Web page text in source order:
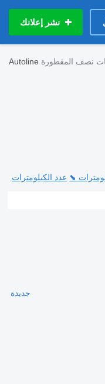
نشر إعلانك
Autoline نصف المقطورة
⬊ عدد الكيلومترات
جديدة